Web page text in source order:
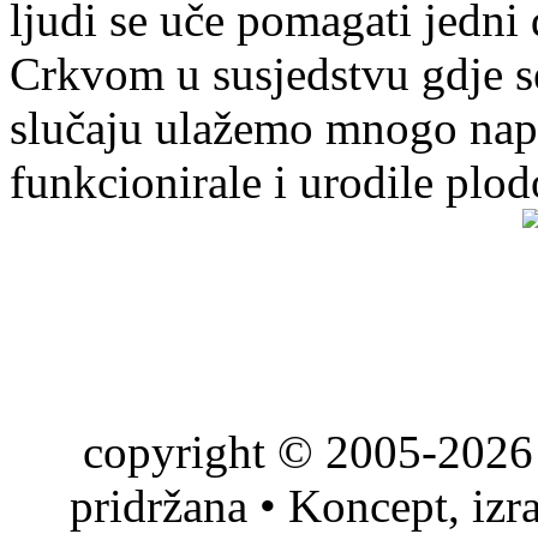
ljudi se uče pomagati
Crkvom u susjedstvu gdje
slučaju ulažemo mnogo
funkcionirale i urodile
copyright © 2005-
pridržana • Koncept,